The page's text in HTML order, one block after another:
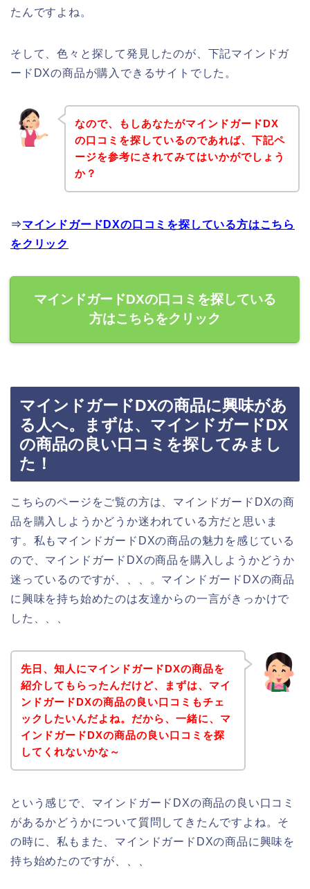
たんですよね。
そして、色々と探して発見したのが、下記マインドガ
ードDXの商品が購入できるサイトでした。
なので、もしあなたがマインドガードDX
の口コミを探しているのであれば、下記ペ
ージを参考にされてみてはいかがでしょう
か？
⇒マインドガードDXの口コミを探している方はこちら
をクリック
マインドガードDXの口コミを探している
方はこちらをクリック
マインドガードDXの商品に興味があ
る人へ。まずは、マインドガードDX
の商品の良い口コミを探してみまし
た！
こちらのページをご覧の方は、マインドガードDXの商
品を購入しようかどうか迷われている方だと思いま
す。私もマインドガードDXの商品の魅力を感じている
ので、マインドガードDXの商品を購入しようかどうか
迷っているのですが、、、。マインドガードDXの商品
に興味を持ち始めたのは友達からの一言がきっかけで
した、、、
先日、知人にマインドガードDXの商品を
紹介してもらったんだけど、まずは、マイ
ンドガードDXの商品の良い口コミもチェ
ックしたいんだよね。だから、一緒に、マ
インドガードDXの商品の良い口コミを探
してくれないかな～
という感じで、マインドガードDXの商品の良い口コミ
があるかどうかについて質問してきたんですよね。そ
の時に、私もまた、マインドガードDXの商品に興味を
持ち始めたのですが、、、